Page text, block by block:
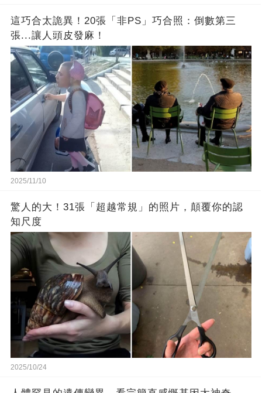
這巧合太詭異！20張「非PS」巧合照：倒數第三
張...讓人頭皮發麻！
2025/11/10
驚人的大！31張「超越常規」的照片，顛覆你的認
知尺度
2025/10/24